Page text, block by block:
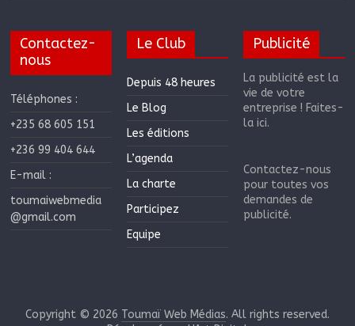
Contactez-
nous
Téléphones :
+235 68 605 151
+236 99 404 644
E-mail :
toumaiwebmedia
@gmail.com
Le Club
Depuis 48 heures
Le Blog
Les éditions
L’agenda
La charte
Participez
Equipe
Publicité
La publicité est la
vie de votre
entreprise ! Faites-
la ici.
Contactez-nous
pour toutes vos
demandes de
publicité.
Copyright © 2026 Toumaï Web Médias. All rights reserved.